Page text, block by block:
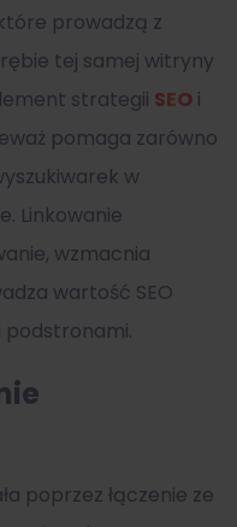
prowadzą z
tej samej witryny
strategii SEO i
pomaga zarówno
w
Linkowanie
wzmacnia
wartość SEO
podstronami.
poprzez łączenie ze